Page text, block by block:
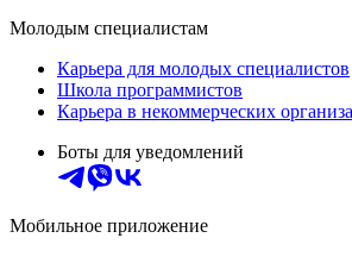
Молодым специалистам
Карьера для молодых специалистов
Школа программистов
Карьера в некоммерческих
Боты для уведомлений
Мобильное приложение